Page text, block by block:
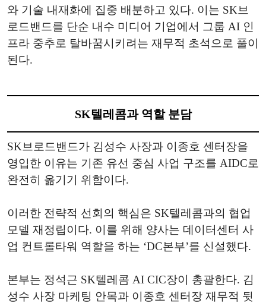
와 기술 내재화에 집중 배분하고 있다. 이는 SK브
로드밴드를 단순 내수 미디어 기업에서 그룹 AI 인
프라 중추로 탈바꿈시키려는 재무적 초석으로 풀이
된다.
SK텔레콤과 역할 분담
SK브로드밴드가 김성수 사장과 이종호 센터장을
영입한 이유는 기존 유선 중심 사업 구조를 AIDC로
완전히 옮기기 위함이다.
이러한 전략적 선회의 핵심은 SK텔레콤과의 협업
모델 재정립이다. 이를 위해 양사는 데이터센터 사
업 컨트롤타워 역할을 하는 ‘DC본부’를 신설했다.
본부는 정석근 SK텔레콤 AI CIC장이 총괄한다. 김
성수 사장 마케팅 안목과 이종호 센터장 재무적 뒷